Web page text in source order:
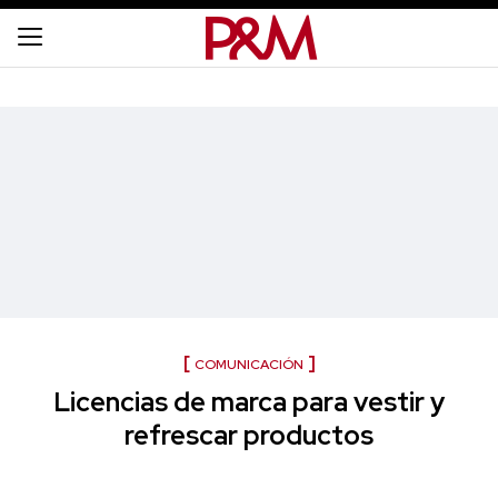
COMUNICACIÓN
Licencias de marca para vestir y
refrescar productos